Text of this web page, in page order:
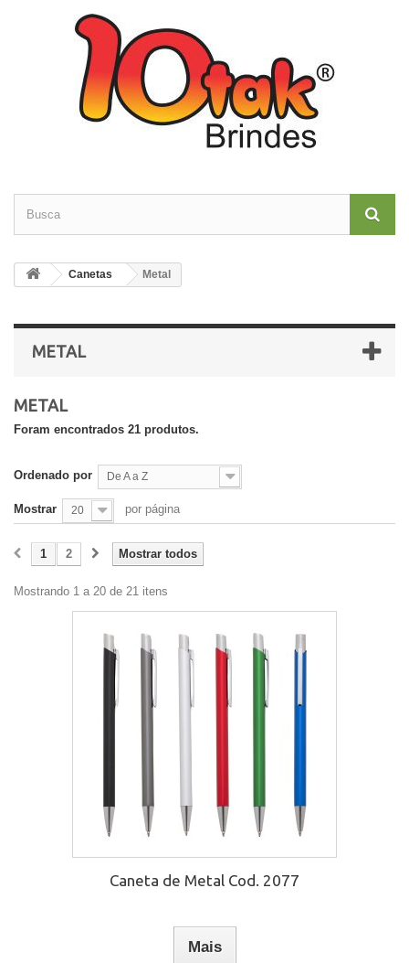
Canetas Metal
METAL
METAL
Foram encontrados 21 produtos.
Ordenado por De A a Z
Mostrar 20 por página
Mostrar todos
1 2
Mostrando 1 a 20 de 21 itens
Caneta de Metal Cod. 2077
Mais